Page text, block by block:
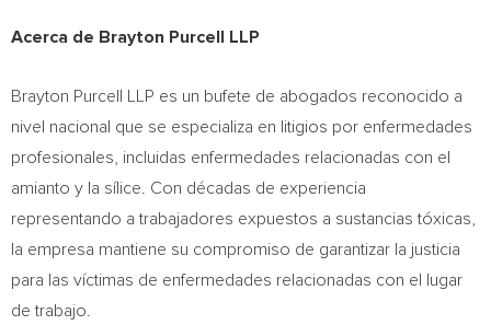
Acerca de Brayton Purcell LLP
Brayton Purcell LLP es un bufete de abogados reconocido a
nivel nacional que se especializa en litigios por enfermedades
profesionales, incluidas enfermedades relacionadas con el
amianto y la sílice. Con décadas de experiencia
representando a trabajadores expuestos a sustancias tóxicas,
la empresa mantiene su compromiso de garantizar la justicia
para las víctimas de enfermedades relacionadas con el lugar
de trabajo.